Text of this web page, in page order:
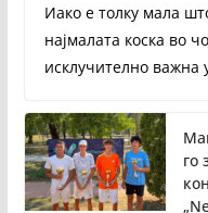
Иако е толку мала
најмалата коска во
исклучително важна
го